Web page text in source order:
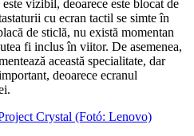
vizibil, deoarece este blocat de
cu ecran tactil se simte în
de sticlă, nu există momentan
fi inclus în viitor. De asemenea,
această specialitate, dar
deoarece ecranul
Crystal (Fotó: Lenovo)